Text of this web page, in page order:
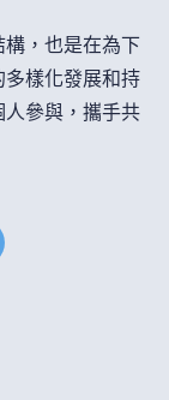
，也是在為下
樣化發展和持
參與，攜手共